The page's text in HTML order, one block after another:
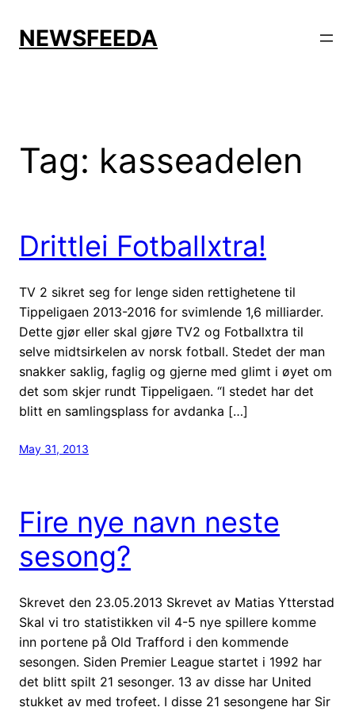
content
NEWSFEEDA
Tag: kasseadelen
Drittlei Fotballxtra!
TV 2 sikret seg for lenge siden rettighetene til
Tippeligaen 2013-2016 for svimlende 1,6 milliarder.
Dette gjør eller skal gjøre TV2 og Fotballxtra til
selve midtsirkelen av norsk fotball. Stedet der man
snakker saklig, faglig og gjerne med glimt i øyet om
det som skjer rundt Tippeligaen. “I stedet har det
blitt en samlingsplass for avdanka […]
May 31, 2013
Fire nye navn neste
sesong?
Skrevet den 23.05.2013 Skrevet av Matias Ytterstad
Skal vi tro statistikken vil 4-5 nye spillere komme
inn portene på Old Trafford i den kommende
sesongen. Siden Premier League startet i 1992 har
det blitt spilt 21 sesonger. 13 av disse har United
stukket av med trofeet. I disse 21 sesongene har Sir